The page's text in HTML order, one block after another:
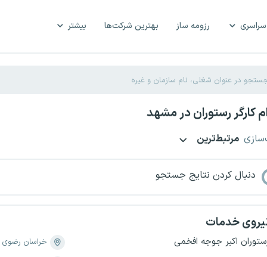
رزومه ساز بهترین شرکت‌ها بیشتر
کارگر رستوران در مشهد
مرتبط‌ترین
دنبال کردن نتایج جستجو
خدمات
اکبر جوجه افخمی
خراسان رضوی